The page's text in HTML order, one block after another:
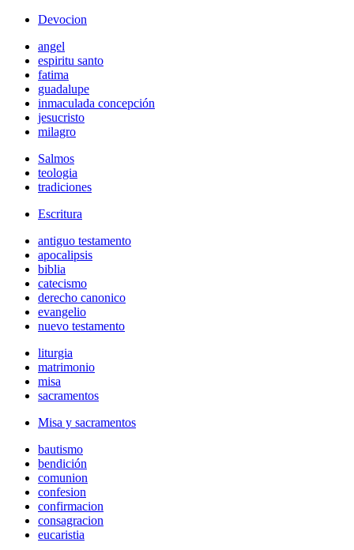
Devocion
angel
espiritu santo
fatima
guadalupe
inmaculada concepción
jesucristo
milagro
Salmos
teologia
tradiciones
Escritura
antiguo testamento
apocalipsis
biblia
catecismo
derecho canonico
evangelio
nuevo testamento
liturgia
matrimonio
misa
sacramentos
Misa y sacramentos
bautismo
bendición
comunion
confesion
confirmacion
consagracion
eucaristia